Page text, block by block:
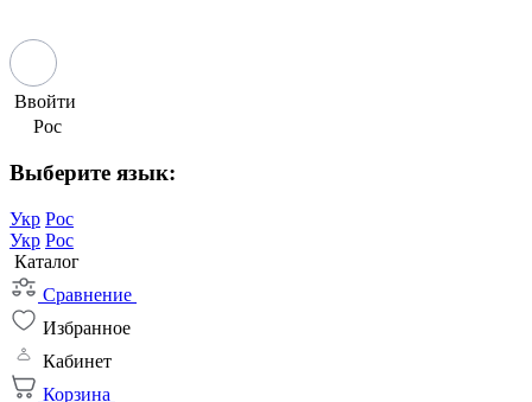
Ввойти
Рос
Выберите язык:
Укр Рос
Укр Рос
Каталог
Сравнение
Избранное
Кабинет
Корзина